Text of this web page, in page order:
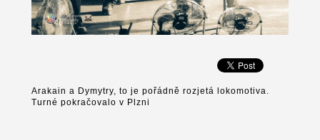
Arakain a Dymytry, to je pořádně rozjetá lokomotiva.
Turné pokračovalo v Plzni